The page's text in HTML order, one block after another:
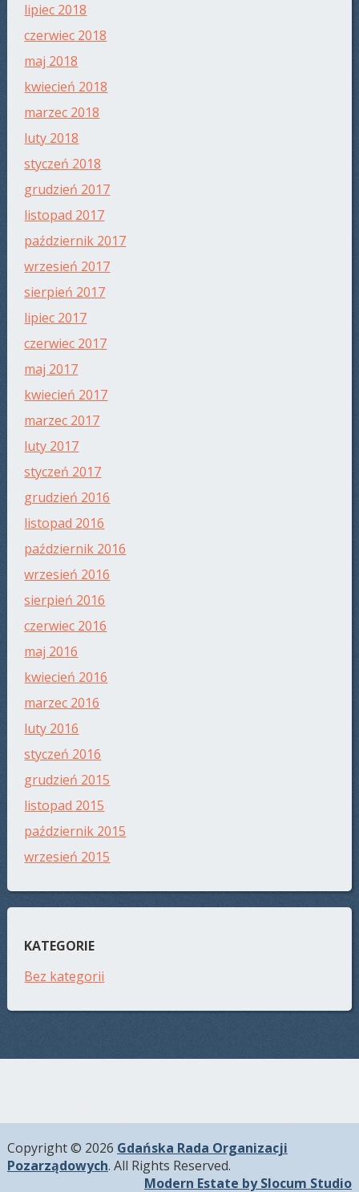
lipiec 2018
czerwiec 2018
maj 2018
kwiecień 2018
marzec 2018
luty 2018
styczeń 2018
grudzień 2017
listopad 2017
październik 2017
wrzesień 2017
sierpień 2017
lipiec 2017
czerwiec 2017
maj 2017
kwiecień 2017
marzec 2017
luty 2017
styczeń 2017
grudzień 2016
listopad 2016
październik 2016
wrzesień 2016
sierpień 2016
czerwiec 2016
maj 2016
kwiecień 2016
marzec 2016
luty 2016
styczeń 2016
grudzień 2015
listopad 2015
październik 2015
wrzesień 2015
KATEGORIE
Bez kategorii
Copyright © 2026 Gdańska Rada Organizacji
Pozarządowych. All Rights Reserved.
Modern Estate by Slocum Studio